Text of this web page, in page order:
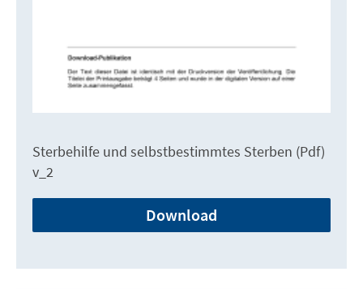
Sterbehilfe und selbstbestimmtes Sterben (Pdf)
v_2
Download